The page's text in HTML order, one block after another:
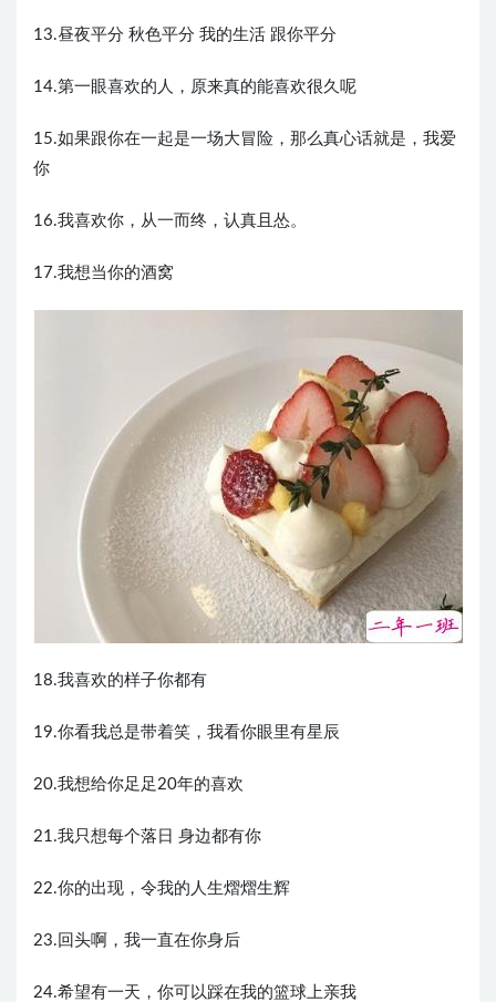
13.昼夜平分 秋色平分 我的生活 跟你平分
14.第一眼喜欢的人，原来真的能喜欢很久呢
15.如果跟你在一起是一场大冒险，那么真心话就是，我爱
你
16.我喜欢你，从一而终，认真且怂。
17.我想当你的酒窝
18.我喜欢的样子你都有
19.你看我总是带着笑，我看你眼里有星辰
20.我想给你足足20年的喜欢
21.我只想每个落日 身边都有你
22.你的出现，令我的人生熠熠生辉
23.回头啊，我一直在你身后
24.希望有一天，你可以踩在我的篮球上亲我